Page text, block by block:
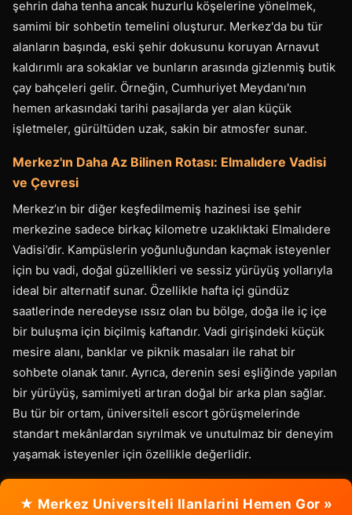
şehrin daha tenha ancak huzurlu köşelerine yönelmek,
samimi bir sohbetin temelini oluşturur. Merkez'da bu tür
alanların başında, eski şehir dokusunu koruyan Arnavut
kaldırımlı ara sokaklar ve bunların arasında gizlenmiş butik
çay bahçeleri gelir. Örneğin, Cumhuriyet Meydanı'nın
hemen arkasındaki tarihi pasajlarda yer alan küçük
işletmeler, gürültüden uzak, sakin bir atmosfer sunar.
Merkez'ın Daha Az Bilinen Rotası: Elmalıdere Vadisi
ve Çevresi
Merkez’ın bir diğer keşfedilmemiş hazinesi ise şehir
merkezine sadece birkaç kilometre uzaklıktaki Elmalıdere
Vadisi’dir. Kampüslerin yoğunluğundan kaçmak isteyenler
için bu vadi, doğal güzellikleri ve sessiz yürüyüş yollarıyla
ideal bir alternatif sunar. Özellikle hafta içi gündüz
saatlerinde neredeyse ıssız olan bu bölge, doğa ile iç içe
bir buluşma için biçilmiş kaftandır. Vadi girişindeki küçük
mesire alanı, banklar ve piknik masaları ile rahat bir
sohbete olanak tanır. Ayrıca, derenin sesi eşliğinde yapılan
bir yürüyüş, samimiyeti artıran doğal bir arka plan sağlar.
Bu tür bir ortam, üniversiteli escort görüşmelerinde
standart mekânlardan sıyrılmak ve unutulmaz bir deneyim
yaşamak isteyenler için özellikle değerlidir.
★ Merkez Universiteli Ilanlarini Hemen Gor »